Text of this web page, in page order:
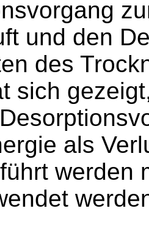
und den
des
sich
als
werden